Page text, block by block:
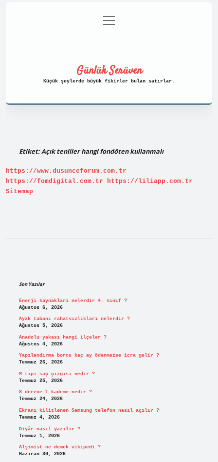
Gizlilik Politikası
menüyü
aç
Günlük Serüven
Küçük şeylerde büyük fikirler bulan satırlar.
Etiket:Açık tenliler hangi fondöten kullanmalı
https://www.dusunceforum.com.tr
https://fomdigital.com.tr
https://liliapp.com.tr
Sitemap
Son Yazılar
Enerji kaynakları nelerdir 4. sınıf ?
Ağustos 6, 2026
Ayak tabanı rahatsızlıkları nelerdir ?
Ağustos 5, 2026
Anadolu yakası hangi ilçeler ?
Ağustos 4, 2026
Yapılandırma borcu kaç ay ödenmezse icra gelir ?
Temmuz 26, 2026
M tipi saç çizgisi nedir ?
Temmuz 25, 2026
8 derece 1 kademe nedir ?
Temmuz 24, 2026
Ekranı kilitlenen Samsung telefon nasıl açılır ?
Temmuz 4, 2026
Diyâr nasıl yazılır ?
Temmuz 1, 2026
Alşimist ne demek vikipedi ?
Haziran 30, 2026